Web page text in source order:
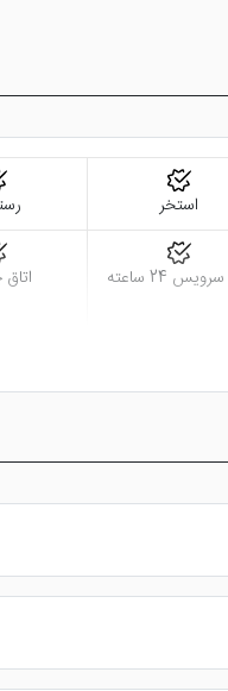
استخر
24 ساعته